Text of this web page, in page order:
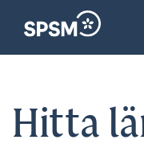
Hitta